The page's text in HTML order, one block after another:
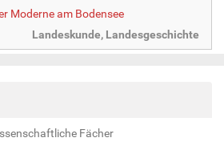
Moderne am Bodensee
Landeskunde, Landesgeschichte
Fächer